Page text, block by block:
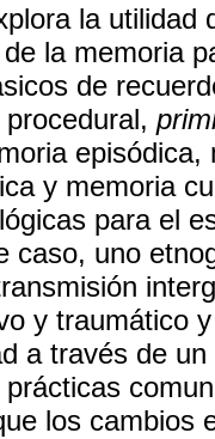
la utilidad
la memoria
de
y memoria
para el
caso, uno
y traumático
a través de
los cambios